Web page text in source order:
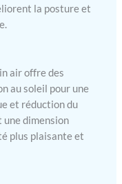
la posture et
air offre des
au soleil pour une
et réduction du
une dimension
plus plaisante et